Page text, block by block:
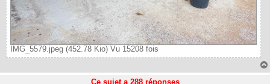
IMG_5579.jpeg (452.78 Kio) Vu 15208 fois
Ce sujet a 288réponses